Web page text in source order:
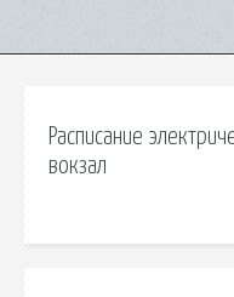
Расписание
вокзал